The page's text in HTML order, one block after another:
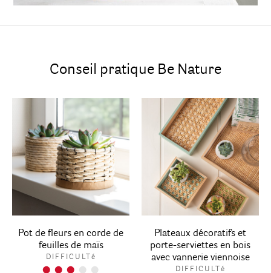
Conseil pratique Be Nature
Pot de fleurs en corde de
feuilles de maïs
DIFFICULTé
Plateaux décoratifs et
porte-serviettes en bois
avec vannerie viennoise
DIFFICULTé